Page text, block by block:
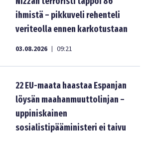
ihmistä – pikkuveli rehenteli
veriteolla ennen karkotustaan
03.08.2026 | 09:21
22 EU-maata haastaa Espanjan
löysän maahanmuuttolinjan –
uppiniskainen
sosialistipääministeri ei taivu